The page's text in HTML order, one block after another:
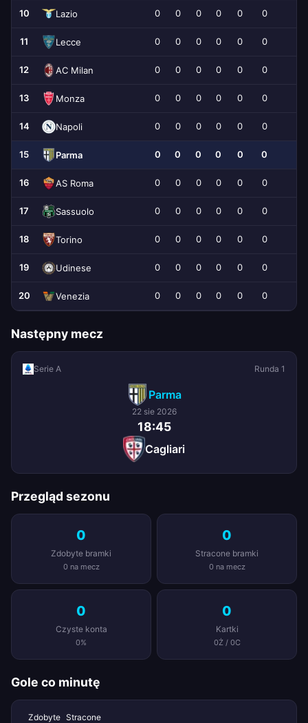
10 Lazio 0 0 0 0 0 0
11 Lecce 0 0 0 0 0 0
12 AC Milan 0 0 0 0 0 0
13 Monza 0 0 0 0 0 0
14 Napoli 0 0 0 0 0 0
15 Parma 0 0 0 0 0 0
16 AS Roma 0 0 0 0 0 0
17 Sassuolo 0 0 0 0 0 0
18 Torino 0 0 0 0 0 0
19 Udinese 0 0 0 0 0 0
20 Venezia 0 0 0 0 0 0
Następny mecz
Serie A Runda 1
Parma
22 sie 2026
18:45
Cagliari
Przegląd sezonu
0
Zdobyte bramki
0 na mecz
0
Stracone bramki
0 na mecz
0
Czyste konta
0%
0
Kartki
0Ż / 0C
Gole co minutę
Zdobyte Stracone